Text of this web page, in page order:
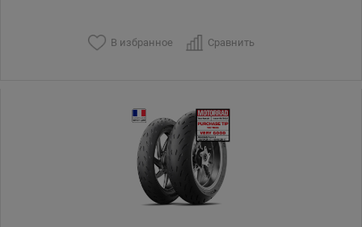
В избранное Сравнить